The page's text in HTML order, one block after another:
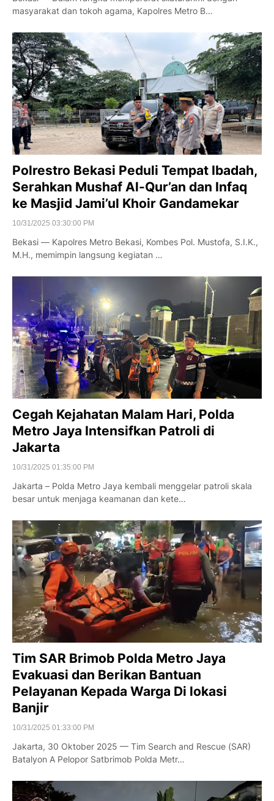
masyarakat dan tokoh agama, Kapolres Metro B…
Polrestro Bekasi Peduli Tempat Ibadah,
Serahkan Mushaf Al-Qur’an dan Infaq
ke Masjid Jami’ul Khoir Gandamekar
10/31/2025 03:30:00 PM
Bekasi — Kapolres Metro Bekasi, Kombes Pol. Mustofa, S.I.K.,
M.H., memimpin langsung kegiatan …
Cegah Kejahatan Malam Hari, Polda
Metro Jaya Intensifkan Patroli di
Jakarta
10/31/2025 01:35:00 PM
Jakarta – Polda Metro Jaya kembali menggelar patroli skala
besar untuk menjaga keamanan dan kete…
Tim SAR Brimob Polda Metro Jaya
Evakuasi dan Berikan Bantuan
Pelayanan Kepada Warga Di lokasi
Banjir
10/31/2025 01:33:00 PM
Jakarta, 30 Oktober 2025 — Tim Search and Rescue (SAR)
Batalyon A Pelopor Satbrimob Polda Metr…